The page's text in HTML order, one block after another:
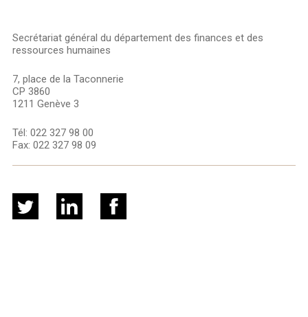
Secrétariat général du département des finances et des
ressources humaines
7, place de la Taconnerie
CP 3860
1211 Genève 3
Tél: 022 327 98 00
Fax: 022 327 98 09